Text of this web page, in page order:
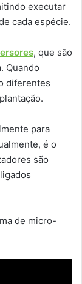
executar
cada espécie.
, que são
Quando
diferentes
para
é o
são
de micro-